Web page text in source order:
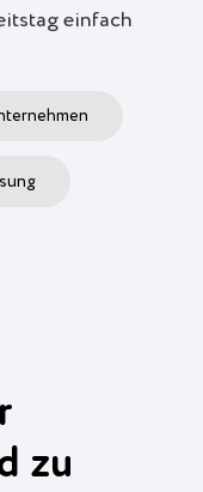
einfach
zu